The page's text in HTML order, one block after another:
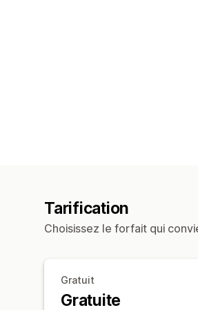
Tarification
Choisissez le forfait qui
Gratuit
Gratuite